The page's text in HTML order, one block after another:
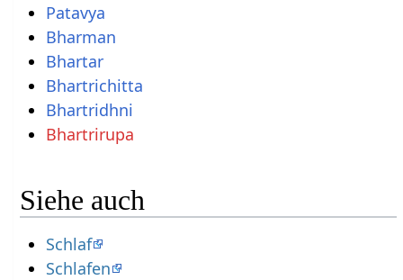
Patavya
Bharman
Bhartar
Bhartrichitta
Bhartridhni
Bhartrirupa
Siehe auch
Schlaf
Schlafen